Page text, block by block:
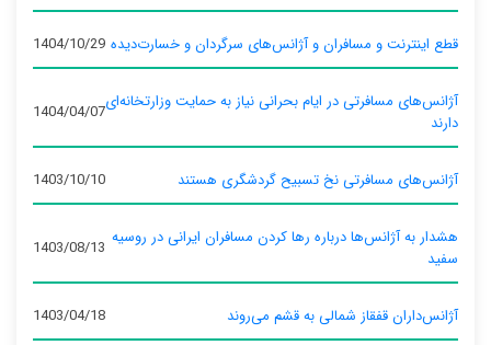
قطع اینترنت و مسافران و آژانس‌های سرگردان و خسارت‌دیده 1404/10/29
آژانس‌های مسافرتی در ایام بحرانی نیاز به حمایت وزارتخانه‌ای
دارند
1404/04/07
آژانس‌های مسافرتی نخ تسبیح گردشگری هستند 1403/10/10
هشدار به آژانس‌ها درباره رها کردن مسافران ایرانی در روسیه
سفید
1403/08/13
آژانس‌داران قفقاز شمالی به قشم می‌روند 1403/04/18